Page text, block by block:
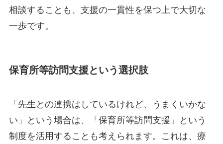
相談することも、支援の一貫性を保つ上で大切な
一歩です。
保育所等訪問支援という選択肢
「先生との連携はしているけれど、うまくいかな
い」という場合は、「保育所等訪問支援」という
制度を活用することも考えられます。これは、療